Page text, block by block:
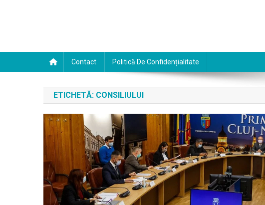
Contact Politică De Confidențialitate
ETICHETĂ: CONSILIULUI